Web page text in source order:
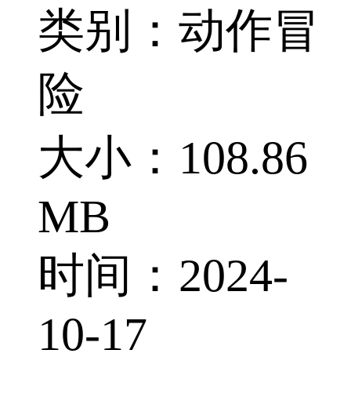
类别：动作冒
险
大小：108.86
MB
时间：2024-
10-17